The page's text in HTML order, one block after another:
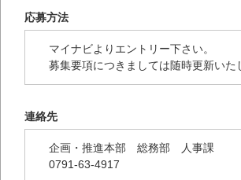
応募方法
マイナビよりエントリー下さい。
募集要項につきましては随時更新いた
連絡先
企画・推進本部 総務部 人事課
0791-63-4917